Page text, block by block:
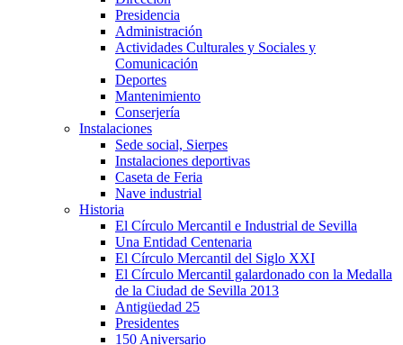
Presidencia
Administración
Actividades Culturales y Sociales y
Comunicación
Deportes
Mantenimiento
Conserjería
Instalaciones
Sede social, Sierpes
Instalaciones deportivas
Caseta de Feria
Nave industrial
Historia
El Círculo Mercantil e Industrial de Sevilla
Una Entidad Centenaria
El Círculo Mercantil del Siglo XXI
El Círculo Mercantil galardonado con la Medalla
de la Ciudad de Sevilla 2013
Antigüedad 25
Presidentes
150 Aniversario